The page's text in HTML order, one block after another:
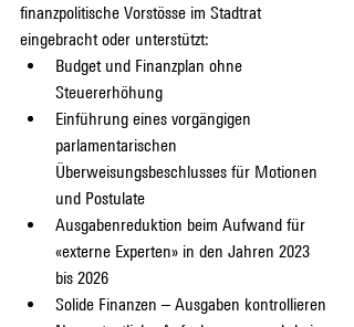
finanzpolitische Vorstösse im Stadtrat
eingebracht oder unterstützt:
Budget und Finanzplan ohne
Steuererhöhung
Einführung eines vorgängigen
parlamentarischen
Überweisungsbeschlusses für Motionen
und Postulate
Ausgabenreduktion beim Aufwand für
«externe Experten» in den Jahren 2023
bis 2026
Solide Finanzen ­– Ausgaben kontrollieren